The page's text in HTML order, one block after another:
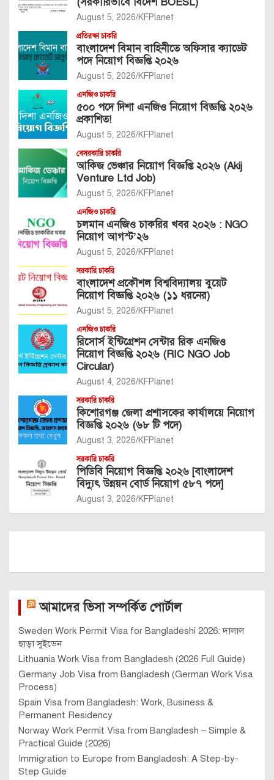
August 5, 2026 KFPlanet
প্রতিরক্ষা চাকরি
বাংলাদেশ বিমান বাহিনীতে অফিসার ক্যাডেট
পদে নিয়োগ বিজ্ঞপ্তি ২০২৬
August 5, 2026 KFPlanet
এনজিও চাকরি
৫০০ পদে দিশা এনজিও নিয়োগ বিজ্ঞপ্তি ২০২৬
প্রকাশিত!
August 5, 2026 KFPlanet
বেসরকারি চাকরি
আকিজ ভেঞ্চার নিয়োগ বিজ্ঞপ্তি ২০২৬ (Akij
Venture Ltd Job)
August 5, 2026 KFPlanet
এনজিও চাকরি
চলমান এনজিও চাকরির খবর ২০২৬ : NGO
নিয়োগ আগস্ট’২৬
August 5, 2026 KFPlanet
সরকারি চাকরি
বাংলাদেশ প্রকৌশল বিশ্ববিদ্যালয় বুয়েট
নিয়োগ বিজ্ঞপ্তি ২০২৬ (১১ ধরনের)
August 5, 2026 KFPlanet
এনজিও চাকরি
রিসোর্স ইন্টিগ্রেশন সেন্টার রিক এনজিও
নিয়োগ বিজ্ঞপ্তি ২০২৬ (RIC NGO Job
Circular)
August 4, 2026 KFPlanet
সরকারি চাকরি
কিশোরগঞ্জ জেলা প্রশাসকের কার্যালয়ে নিয়োগ
বিজ্ঞপ্তি ২০২৬ (৬৮ টি পদে)
August 3, 2026 KFPlanet
সরকারি চাকরি
পিডিবি নিয়োগ বিজ্ঞপ্তি ২০২৬ [বাংলাদেশ
বিদ্যুৎ উন্নয়ন বোর্ড নিয়োগ ৫৮৭ পদে]
August 3, 2026 KFPlanet
আমাদের ভিসা সম্পর্কিত পোর্টাল
Sweden Work Permit Visa for Bangladeshi 2026: দালাল
ছাড়া সুইডেন
Lithuania Work Visa from Bangladesh (2026 Full Guide)
Germany Job Visa from Bangladesh (German Work Visa
Process)
Spain Visa from Bangladesh: Work, Business &
Permanent Residency
Norway Work Permit Visa from Bangladesh – Simple &
Practical Guide (2026)
Immigration to Europe from Bangladesh: A Step-by-
Step Guide